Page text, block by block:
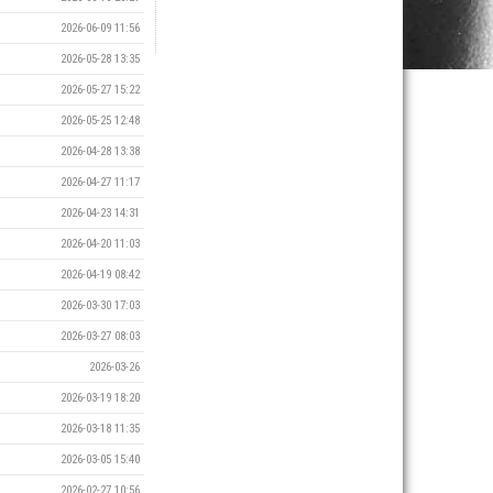
2026-06-09 11:56
2026-05-28 13:35
2026-05-27 15:22
2026-05-25 12:48
2026-04-28 13:38
2026-04-27 11:17
2026-04-23 14:31
2026-04-20 11:03
2026-04-19 08:42
2026-03-30 17:03
2026-03-27 08:03
2026-03-26
2026-03-19 18:20
2026-03-18 11:35
2026-03-05 15:40